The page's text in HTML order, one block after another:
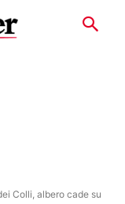
Colli, albero cade su